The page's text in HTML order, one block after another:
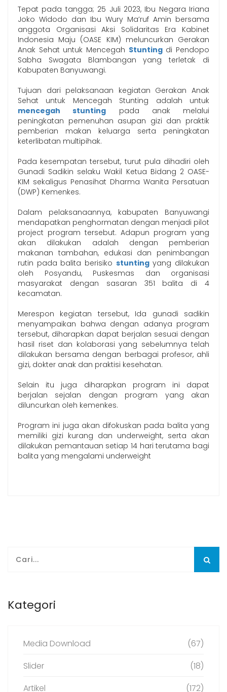
Tepat pada tangga; 25 Juli 2023, Ibu Negara Iriana
Joko Widodo dan Ibu Wury Ma’ruf Amin bersama
anggota Organisasi Aksi Solidaritas Era Kabinet
Indonesia Maju (OASE KIM) meluncurkan Gerakan
Anak Sehat untuk Mencegah Stuntingdi Pendopo
Sabha Swagata Blambangan yang terletak di
Kabupaten Banyuwangi.
Tujuan dari pelaksanaan kegiatan Gerakan Anak
Sehat untuk Mencegah Stunting adalah untuk
mencegah stunting pada anak melalui
peningkatan pemenuhan asupan gizi dan praktik
pemberian makan keluarga serta peningkatan
keterlibatan multipihak.
Pada kesempatan tersebut, turut pula dihadiri oleh
Gunadi Sadikin selaku Wakil Ketua Bidang 2 OASE-
KIM sekaligus Penasihat Dharma Wanita Persatuan
(DWP) Kemenkes.
Dalam pelaksanaannya, kabupaten Banyuwangi
mendapatkan penghormatan dengan menjadi pilot
project program tersebut. Adapun program yang
akan dilakukan adalah dengan pemberian
makanan tambahan, edukasi dan penimbangan
rutin pada balita berisiko stuntingyang dilakukan
oleh Posyandu, Puskesmas dan organisasi
masyarakat dengan sasaran 351 balita di 4
kecamatan.
Merespon kegiatan tersebut, Ida gunadi sadikin
menyampaikan bahwa dengan adanya program
tersebut, diharapkan dapat berjalan sesuai dengan
hasil riset dan kolaborasi yang sebelumnya telah
dilakukan bersama dengan berbagai profesor, ahli
gizi, dokter anak dan praktisi kesehatan.
Selain itu juga diharapkan program ini dapat
berjalan sejalan dengan program yang akan
diluncurkan oleh kemenkes.
Program ini juga akan difokuskan pada balita yang
memiliki gizi kurang dan underweight, serta akan
dilakukan pemantauan setiap 14 hari terutama bagi
balita yang mengalami underweight
Kategori
Media Download
(67)
Slider
(18)
Artikel
(172)